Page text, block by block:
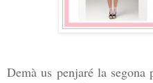
Demà us penjaré la